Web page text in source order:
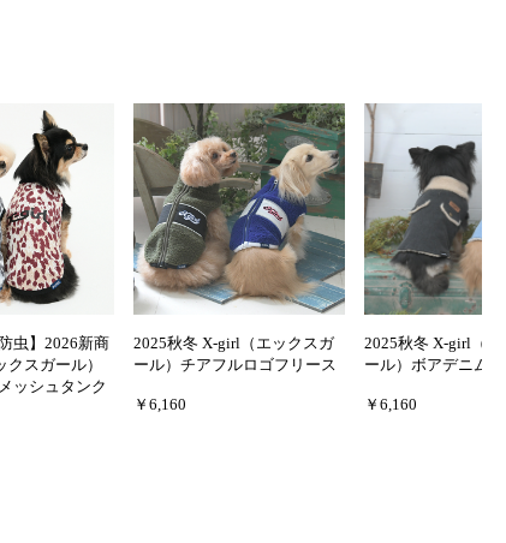
虫】2026新商
スガール）
ッシュタンク
2025秋冬 X-girl（エックスガ
ール）チアフルロゴフリース
￥6,160
2025秋冬 X-girl（エ
ール）ボアデニム
￥6,160